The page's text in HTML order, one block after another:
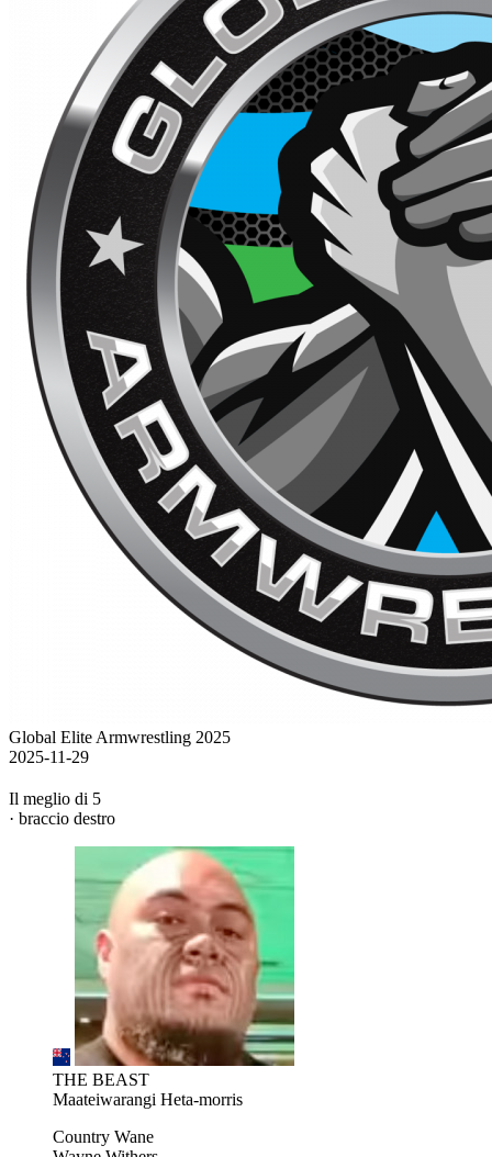
Global Elite Armwrestling 2025
2025-11-29
Il meglio di 5
· braccio destro
THE BEAST
Maateiwarangi Heta-morris
Country Wane